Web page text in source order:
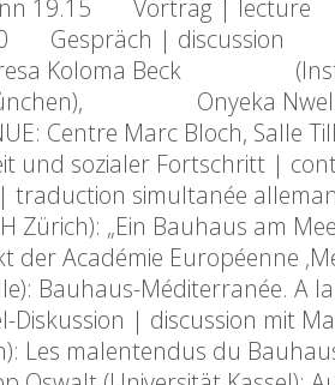
19.15 Vortrag |
Gespräch | discussion
Koloma Beck (Institut
Onyeka Nwelue
Centre Marc Bloch, Salle
und sozialer Fortschritt |
| traduction simultanée
Zürich): „Ein Bauhaus
der Académie Européenne
Bauhaus-
| discussion mit
Les malentendus du